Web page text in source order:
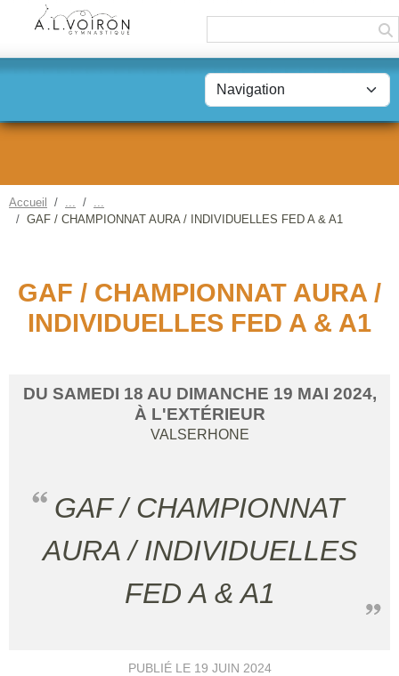
Accueil
GAF / CHAMPIONNAT AURA / INDIVIDUELLES FED A & A1
GAF / CHAMPIONNAT AURA /
INDIVIDUELLES FED A & A1
DU SAMEDI 18 AU DIMANCHE 19 MAI 2024,
À L'EXTÉRIEUR
VALSERHONE
GAF / CHAMPIONNAT
AURA / INDIVIDUELLES
FED A & A1
PUBLIÉ LE 19 JUIN 2024
Panneau de gestion des cookies